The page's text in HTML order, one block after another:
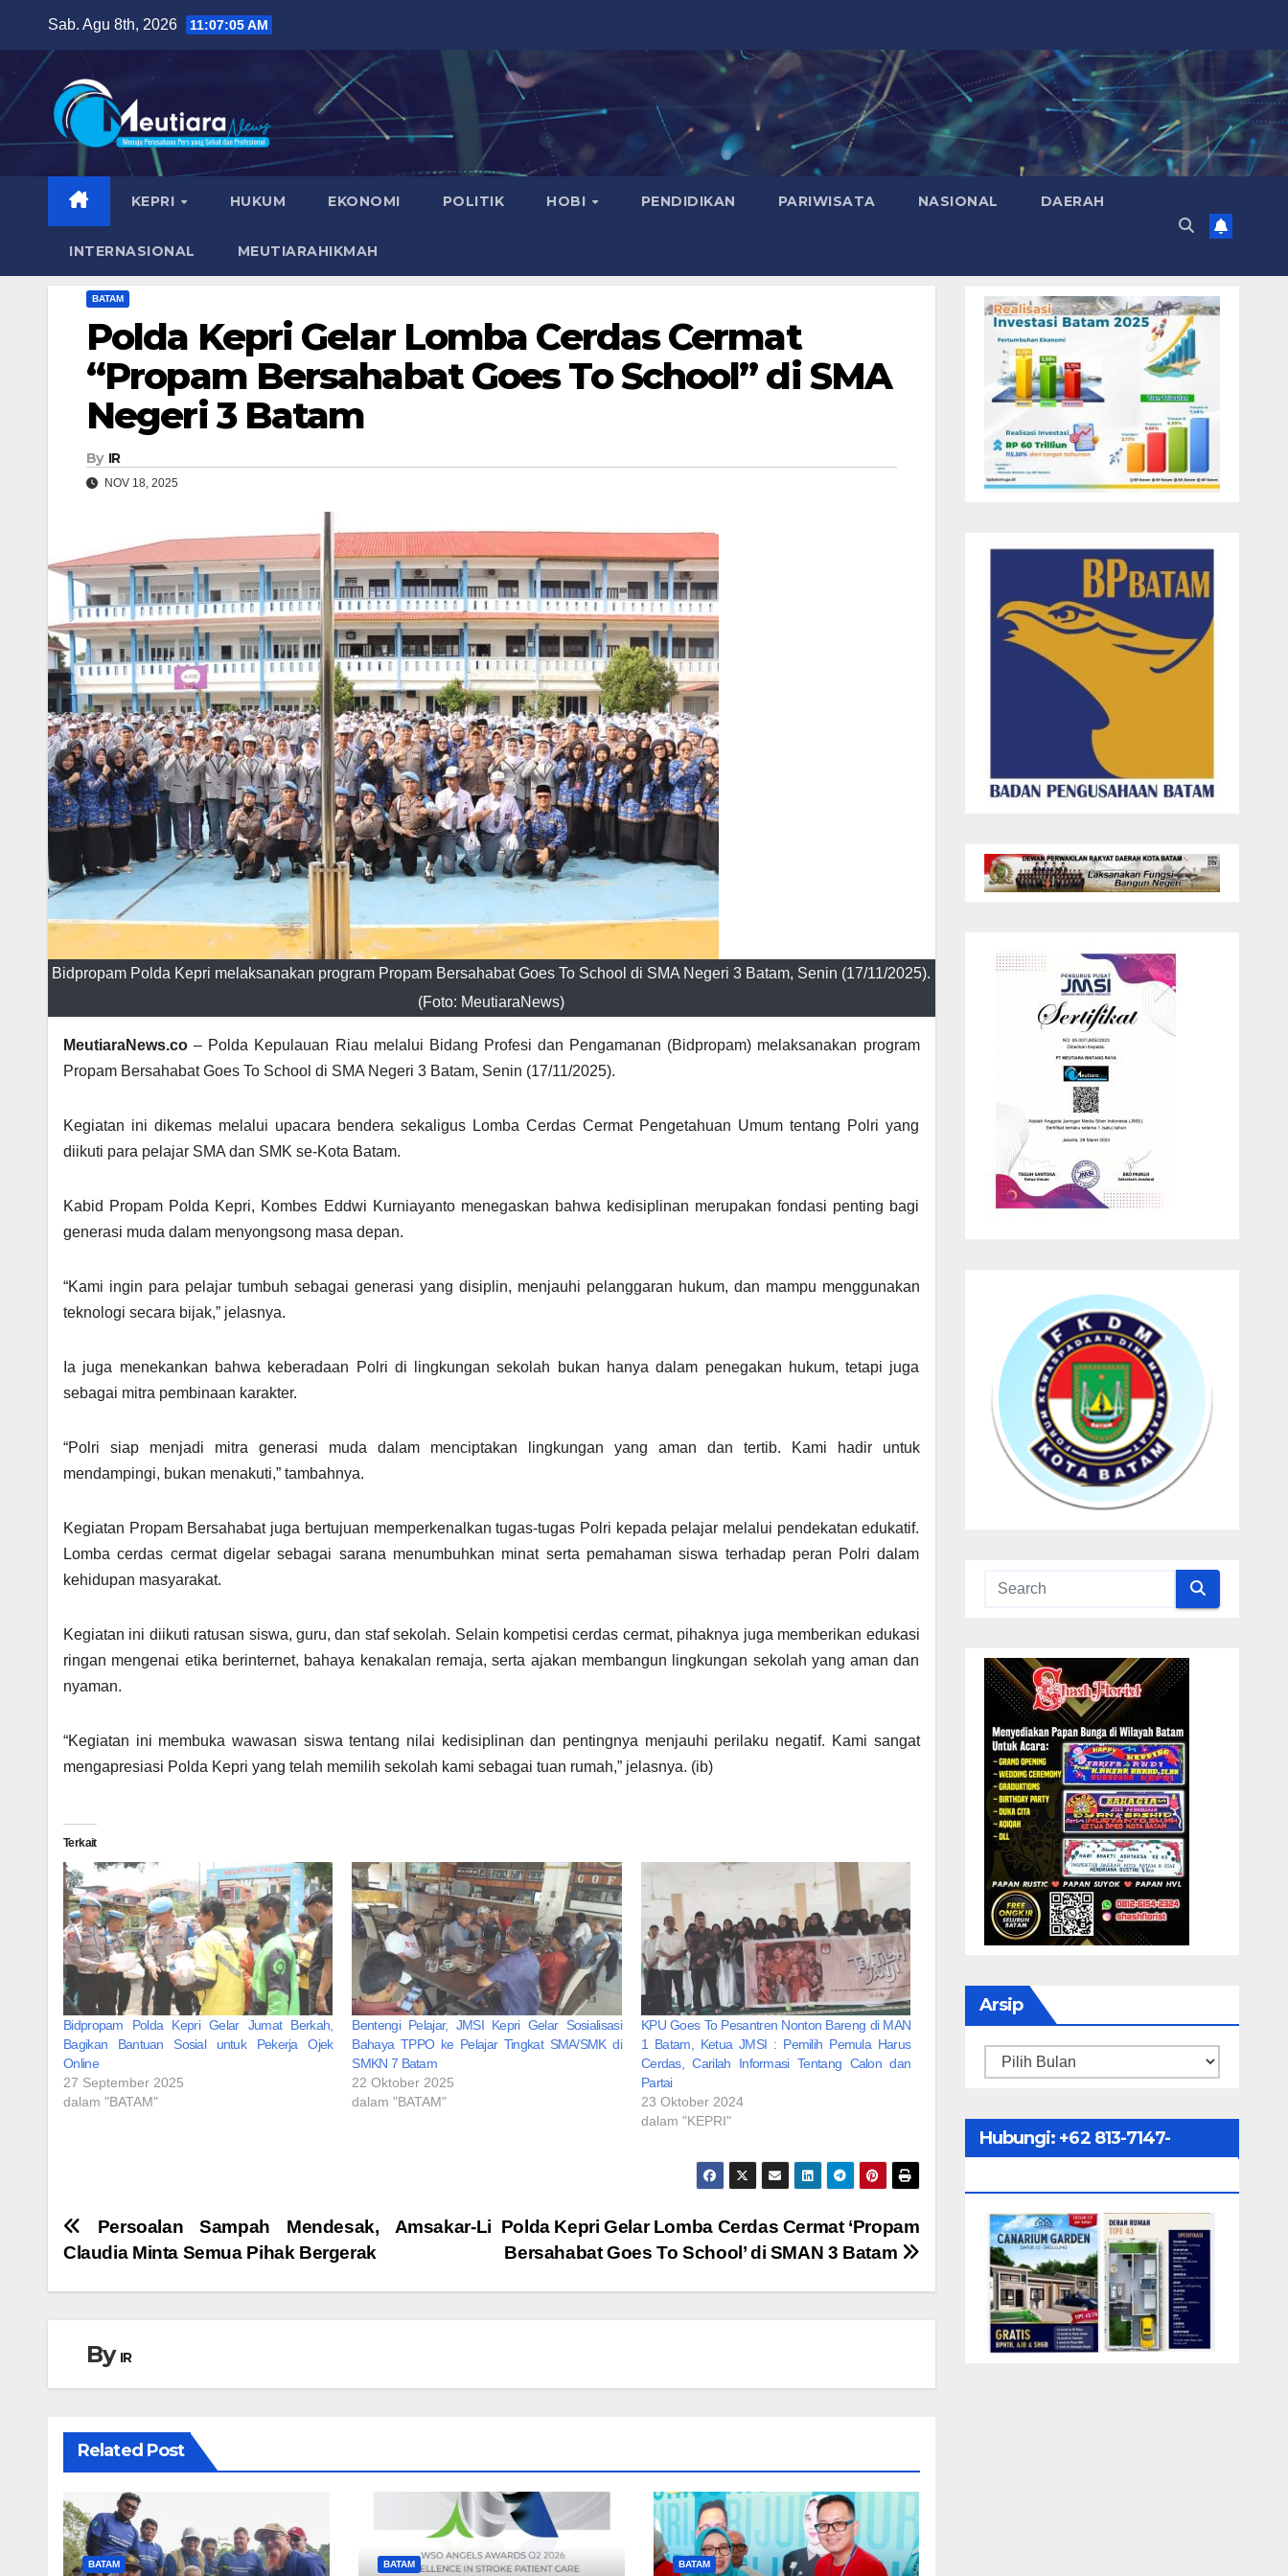
content
Sab. Agu 8th, 2026 11:07:06 AM
KEPRI HUKUM EKONOMI POLITIK HOBI PENDIDIKAN PARIWISATA NASIONAL DAERAH
INTERNASIONAL MEUTIARAHIKMAH
BATAM
Polda Kepri Gelar Lomba Cerdas Cermat
“Propam Bersahabat Goes To School” di SMA
Negeri 3 Batam
By IR
NOV 18, 2025
Bidpropam Polda Kepri melaksanakan program Propam Bersahabat Goes To School di SMA Negeri 3 Batam, Senin (17/11/2025).
(Foto: MeutiaraNews)
MeutiaraNews.co – Polda Kepulauan Riau melalui Bidang Profesi dan Pengamanan (Bidpropam) melaksanakan program
Propam Bersahabat Goes To School di SMA Negeri 3 Batam, Senin (17/11/2025).
Kegiatan ini dikemas melalui upacara bendera sekaligus Lomba Cerdas Cermat Pengetahuan Umum tentang Polri yang
diikuti para pelajar SMA dan SMK se-Kota Batam.
Kabid Propam Polda Kepri, Kombes Eddwi Kurniayanto menegaskan bahwa kedisiplinan merupakan fondasi penting bagi
generasi muda dalam menyongsong masa depan.
“Kami ingin para pelajar tumbuh sebagai generasi yang disiplin, menjauhi pelanggaran hukum, dan mampu menggunakan
teknologi secara bijak,” jelasnya.
Ia juga menekankan bahwa keberadaan Polri di lingkungan sekolah bukan hanya dalam penegakan hukum, tetapi juga
sebagai mitra pembinaan karakter.
“Polri siap menjadi mitra generasi muda dalam menciptakan lingkungan yang aman dan tertib. Kami hadir untuk
mendampingi, bukan menakuti,” tambahnya.
Kegiatan Propam Bersahabat juga bertujuan memperkenalkan tugas-tugas Polri kepada pelajar melalui pendekatan edukatif.
Lomba cerdas cermat digelar sebagai sarana menumbuhkan minat serta pemahaman siswa terhadap peran Polri dalam
kehidupan masyarakat.
Kegiatan ini diikuti ratusan siswa, guru, dan staf sekolah. Selain kompetisi cerdas cermat, pihaknya juga memberikan edukasi
ringan mengenai etika berinternet, bahaya kenakalan remaja, serta ajakan membangun lingkungan sekolah yang aman dan
nyaman.
“Kegiatan ini membuka wawasan siswa tentang nilai kedisiplinan dan pentingnya menjauhi perilaku negatif. Kami sangat
mengapresiasi Polda Kepri yang telah memilih sekolah kami sebagai tuan rumah,” jelasnya. (ib)
Terkait
Bidpropam Polda Kepri Gelar Jumat Berkah,
Bagikan Bantuan Sosial untuk Pekerja Ojek
Online
27 September 2025
dalam "BATAM"
Bentengi Pelajar, JMSI Kepri Gelar Sosialisasi
Bahaya TPPO ke Pelajar Tingkat SMA/SMK di
SMKN 7 Batam
22 Oktober 2025
dalam "BATAM"
KPU Goes To Pesantren Nonton Bareng di MAN
1 Batam, Ketua JMSI : Pemilih Pemula Harus
Cerdas, Carilah Informasi Tentang Calon dan
Partai
23 Oktober 2024
dalam "KEPRI"
Navigasi
Polda Kepri Gelar Lomba Cerdas Cermat ‘Propam
Bersahabat Goes To School’ di SMAN 3 Batam
Persoalan Sampah Mendesak, Amsakar-Li
Claudia Minta Semua Pihak Bergerak
By IR
Related Post
BATAM BATAM BATAM
Arsip
Arsip
Hubungi: ‪+62 813-7147-